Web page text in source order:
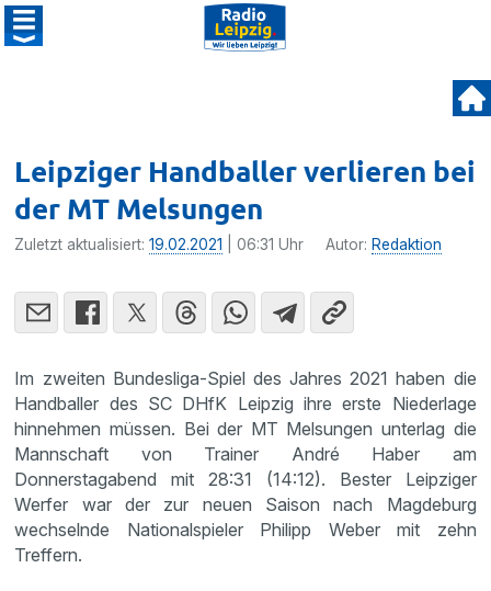
Leipziger Handballer verlieren bei
der MT Melsungen
Zuletzt aktualisiert:19.02.2021 | 06:31 Uhr Autor: Redaktion
Im zweiten Bundesliga-Spiel des Jahres 2021 haben die
Handballer des SC DHfK Leipzig ihre erste Niederlage
hinnehmen müssen. Bei der MT Melsungen unterlag die
Mannschaft von Trainer André Haber am
Donnerstagabend mit 28:31 (14:12). Bester Leipziger
Werfer war der zur neuen Saison nach Magdeburg
wechselnde Nationalspieler Philipp Weber mit zehn
Treffern.